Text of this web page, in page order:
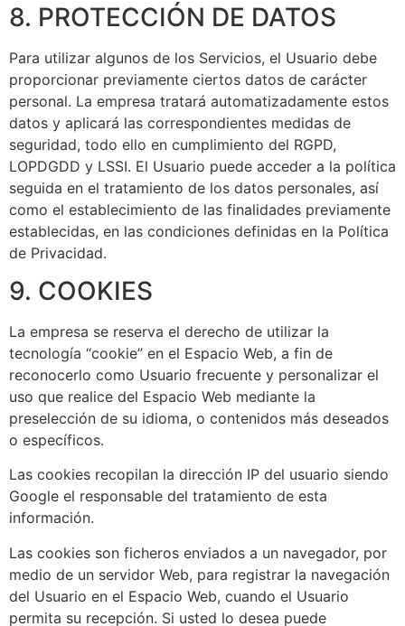
8. PROTECCIÓN DE DATOS
Para utilizar algunos de los Servicios, el Usuario debe
proporcionar previamente ciertos datos de carácter
personal. La empresa tratará automatizadamente estos
datos y aplicará las correspondientes medidas de
seguridad, todo ello en cumplimiento del RGPD,
LOPDGDD y LSSI. El Usuario puede acceder a la política
seguida en el tratamiento de los datos personales, así
como el establecimiento de las finalidades previamente
establecidas, en las condiciones definidas en la Política
de Privacidad.
9. COOKIES
La empresa se reserva el derecho de utilizar la
tecnología “cookie” en el Espacio Web, a fin de
reconocerlo como Usuario frecuente y personalizar el
uso que realice del Espacio Web mediante la
preselección de su idioma, o contenidos más deseados
o específicos.
Las cookies recopilan la dirección IP del usuario siendo
Google el responsable del tratamiento de esta
información.
Las cookies son ficheros enviados a un navegador, por
medio de un servidor Web, para registrar la navegación
del Usuario en el Espacio Web, cuando el Usuario
permita su recepción. Si usted lo desea puede